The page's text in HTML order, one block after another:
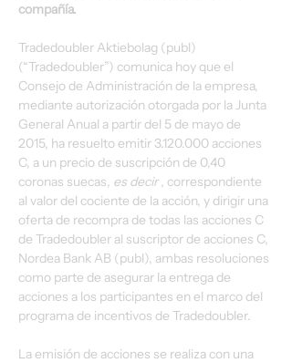
compañía.
Tradedoubler Aktiebolag (publ)
(“Tradedoubler”) comunica hoy que el
Consejo de Administración de la empresa,
mediante autorización otorgada por la Junta
General Anual a partir del 5 de mayo de
2015, ha resuelto emitir 3.120.000 acciones
C, a un precio de suscripción de 0,40
coronas suecas, es decir , correspondiente
al valor del cociente de la acción, y dirigir una
oferta de recompra de todas las acciones C
de Tradedoubler al suscriptor de acciones C,
Nordea Bank AB (publ), ambas resoluciones
como parte de asegurar la entrega de
acciones a los participantes en el marco del
programa de incentivos de Tradedoubler.
La emisión de acciones se realiza con una